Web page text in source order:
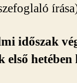
időszak
első